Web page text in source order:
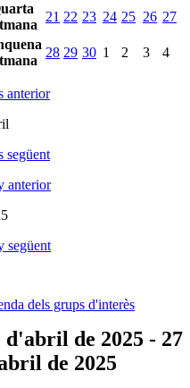
21 22 23 24 25 26 27
28 29 30 1 2 3 4
anterior
següent
anterior
següent
dels grups d'interès
d'abril de 2025 - 27
de 2025